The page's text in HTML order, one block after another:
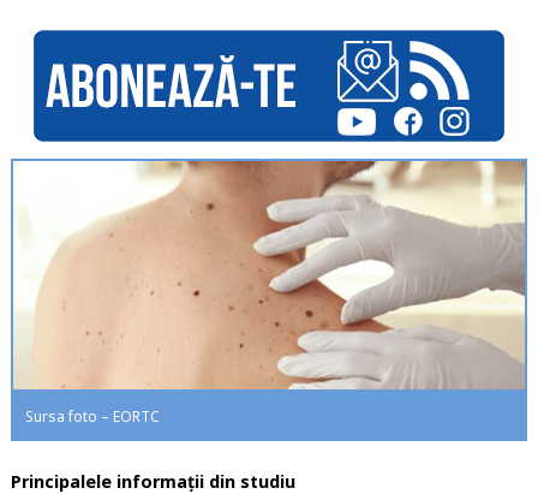
Sursa foto – EORTC
Principalele informații din studiu